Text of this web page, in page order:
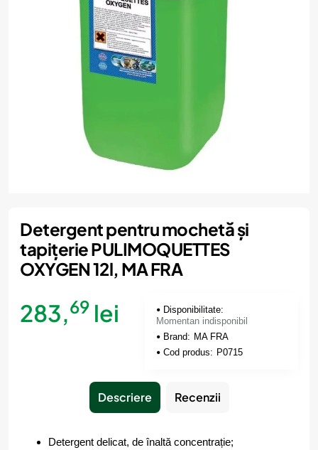
Momentan indisponibil
Detergent pentru mochetă și
tapițerie PULIMOQUETTES
OXYGEN 12l, MA FRA
283,69 lei
Disponibilitate:
Momentan indisponibil
Brand: MA FRA
Cod produs: P0715
Descriere Recenzii
Detergent delicat, de înaltă concentrație;